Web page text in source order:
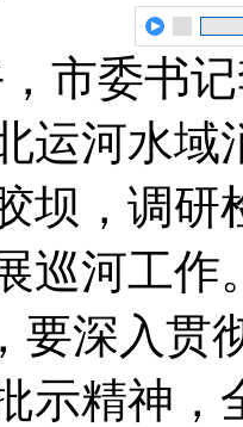
市委书
运河水域
坝，调
巡河工作
要深入贯
示精神